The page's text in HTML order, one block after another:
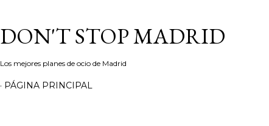
DON'T STOP MADRID
Los mejores planes de ocio de Madrid
PÁGINA PRINCIPAL